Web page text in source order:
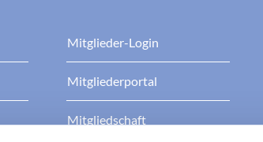
Mitglieder-Login
Mitgliederportal
Mitgliedschaft